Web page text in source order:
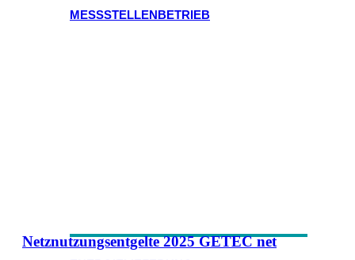
MESSSTELLENBETRIEB
Netznutzungsentgelte 2025 GETEC net